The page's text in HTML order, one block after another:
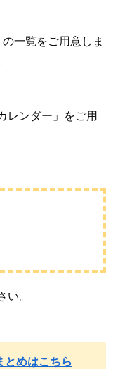
の一覧をご用意しま
レンダー」をご用
い。
とめはこちら